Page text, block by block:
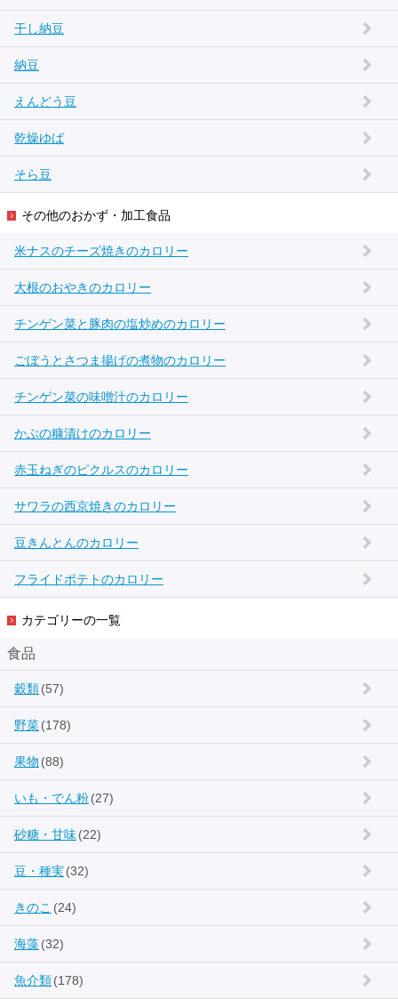
干し納豆
納豆
えんどう豆
乾燥ゆば
そら豆
その他のおかず・加工食品
米ナスのチーズ焼きのカロリー
大根のおやきのカロリー
チンゲン菜と豚肉の塩炒めのカロリー
ごぼうとさつま揚げの煮物のカロリー
チンゲン菜の味噌汁のカロリー
かぶの糠漬けのカロリー
赤玉ねぎのピクルスのカロリー
サワラの西京焼きのカロリー
豆きんとんのカロリー
フライドポテトのカロリー
カテゴリーの一覧
食品
穀類(57)
野菜(178)
果物 (88)
いも・でん粉(27)
砂糖・甘味(22)
豆・種実(32)
きのこ (24)
海藻(32)
魚介類(178)